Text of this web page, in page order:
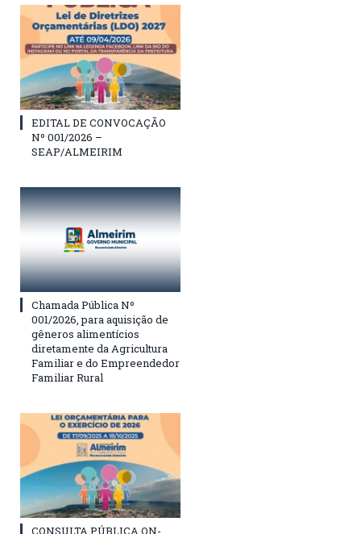
EDITAL DE CONVOCAÇÃO
Nº 001/2026 –
SEAP/ALMEIRIM
Chamada Pública Nº
001/2026, para aquisição de
gêneros alimentícios
diretamente da Agricultura
Familiar e do Empreendedor
Familiar Rural
CONSULTA PÚBLICA ON-